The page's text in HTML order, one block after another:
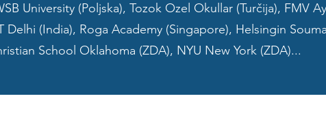
University (Poljska), Tozok Ozel Okullar (Turčija), FMV
Delhi (India), Roga Academy (Singapore), Helsingin
School Oklahoma (ZDA), NYU New York (ZDA)...